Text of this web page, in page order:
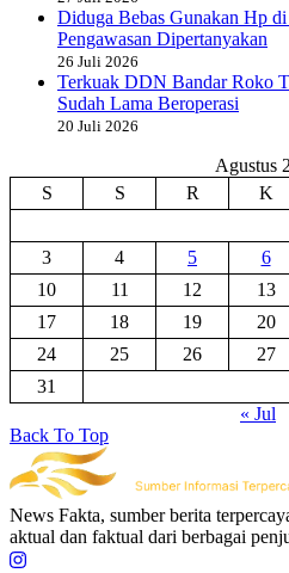
Diduga Bebas Gunakan Hp
Pengawasan Dipertanyakan
26 Juli 2026
Terkuak DDN Bandar Roko
Sudah Lama Beroperasi
20 Juli 2026
Agustus
S
S R K
3
4 5 6
10
11 12 13
17
18 19 20
24
25 26 27
31
« Jul
Back To Top
News Fakta, sumber berita
aktual dan faktual dari berbagai